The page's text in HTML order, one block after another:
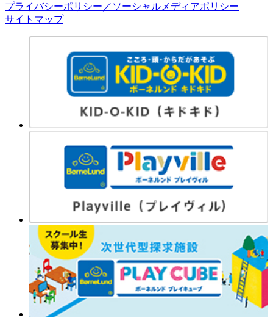
プライバシーポリシー／ソーシャルメディアポリシー
サイトマップ